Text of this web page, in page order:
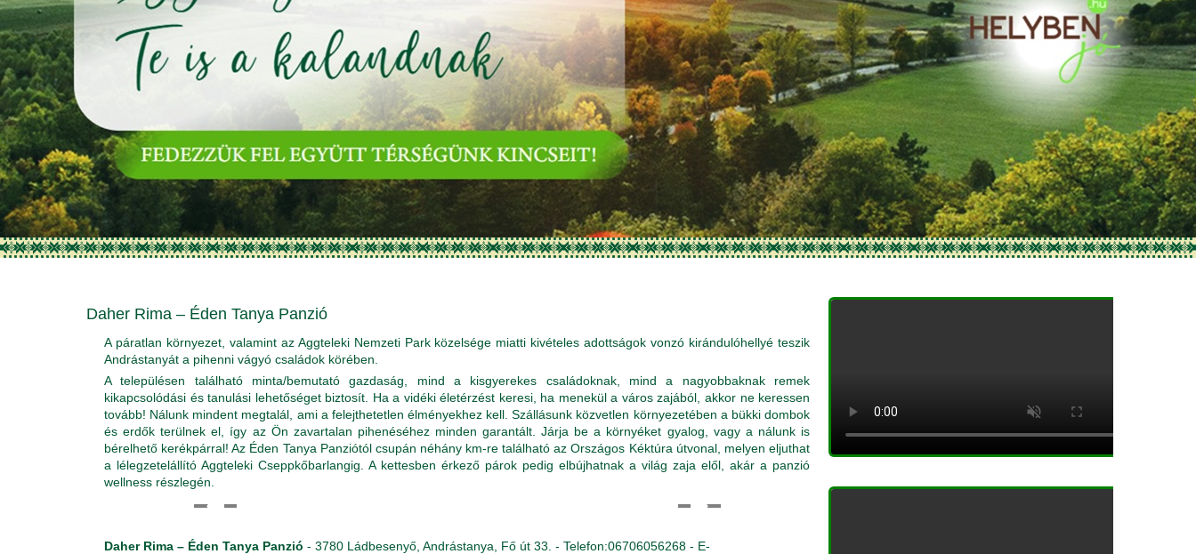
Daher Rima – Éden Tanya Panzió
A páratlan környezet, valamint az Aggteleki Nemzeti Park közelsége miatti kivételes adottságok vonzó kirándulóhellyé teszik
Andrástanyát a pihenni vágyó családok körében.
A településen található minta/bemutató gazdaság, mind a kisgyerekes családoknak, mind a nagyobbaknak remek
kikapcsolódási és tanulási lehetőséget biztosít. Ha a vidéki életérzést keresi, ha menekül a város zajából, akkor ne keressen
tovább! Nálunk mindent megtalál, ami a felejthetetlen élményekhez kell. Szállásunk közvetlen környezetében a bükki dombok
és erdők terülnek el, így az Ön zavartalan pihenéséhez minden garantált. Járja be a környéket gyalog, vagy a nálunk is
bérelhető kerékpárral! Az Éden Tanya Panziótól csupán néhány km-re található az Országos Kéktúra útvonal, melyen eljuthat
a lélegzetelállító Aggteleki Cseppkőbarlangig. A kettesben érkező párok pedig elbújhatnak a világ zaja elől, akár a panzió
wellness részlegén.
Daher Rima – Éden Tanya Panzió - 3780 Ládbesenyő, Andrástanya, Fő út 33. - Telefon:06706056268 - E-